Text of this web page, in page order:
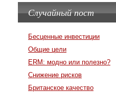
Случайный пост
Бесценные инвестиции
Общие цели
ERM: модно или полезно?
Снижение рисков
Британское качество